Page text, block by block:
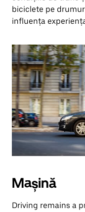
biciclete pe
influența
Mașină
Driving remains a